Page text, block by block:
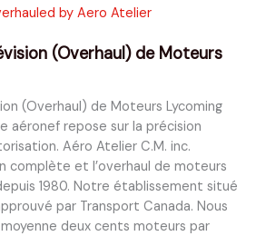
(Overhaul) de Moteurs
(Overhaul) de Moteurs Lycoming
aéronef repose sur la précision
Aéro Atelier C.M. inc.
complète et l’overhaul de moteurs
1980. Notre établissement situé
par Transport Canada. Nous
deux cents moteurs par